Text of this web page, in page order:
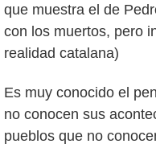
que muestra el de
con los muertos, pero
realidad catalana)
Es muy conocido el
no conocen sus
pueblos que no